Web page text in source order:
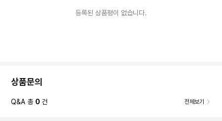
등록된 상품평이 없습니다.
상품문의
Q&A 총 0 건 전체보기